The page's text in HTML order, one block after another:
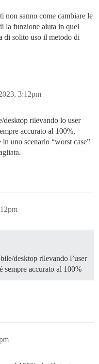
non sanno come cambiare le
la funzione aiuta in quel
di solito uso il metodo di
3:12pm
desktop rilevando lo user
accurato al 100%,
uno scenario “worst case”
desktop rilevando l’user
accurato al 100%